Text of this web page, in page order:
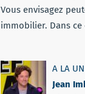
Vous envisagez
immobilier. Dans ce
A LA
Jean